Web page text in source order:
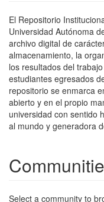
El Repositorio
Universidad Autónoma
archivo digital de
almacenamiento, la
los resultados del
estudiantes egresados
repositorio se enmarca
abierto y en el propio
universidad con sentido
al mundo y generadora
Select a community to